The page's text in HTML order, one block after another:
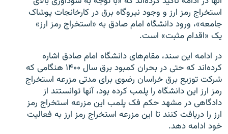
استخراج رمز ارز و وجود نیروگاه برق در کارخانجات پوشاک
جامعه»، ورود دانشگاه امام صادق به «استخراج رمز ارز»
یک «اقدام مثبت» است.
در ادامه این سند، مقام‌های دانشگاه امام صادق اشاره
کرده‌اند که حتی در بحران کمبود برق سال ۱۴۰۰ هنگامی که
شرکت توزیع برق خراسان رضوی برای مدتی مزرعه استخراج
رمز ارز این دانشگاه را پلمب کرده‌ بود، آنها توانستند از
دادگاهی در مشهد حکم فک پلمب این مزرعه استخراج رمز
ارز را دریافت کنند تا این مزرعه استخراج رمز ارز به فعالیت
خود ادامه دهد.